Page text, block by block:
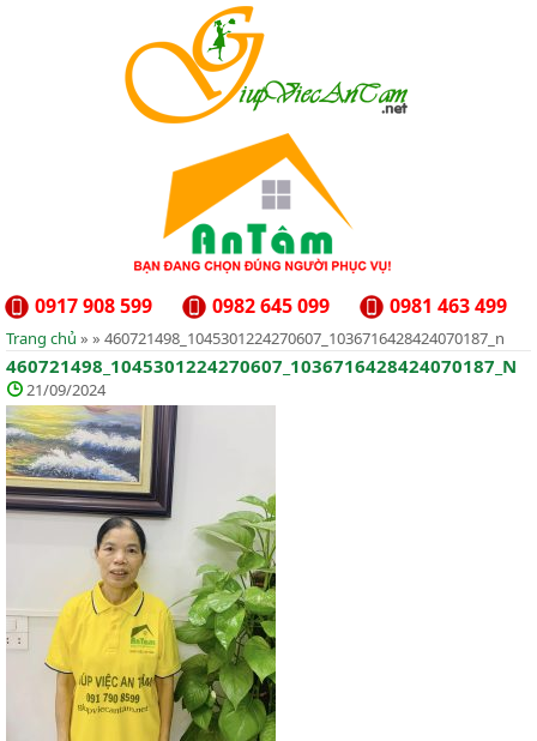
0981 463 499
0982 645 099
0917 908 599
Trang chủ » » 460721498_1045301224270607_1036716428424070187_n
460721498_1045301224270607_1036716428424070187_N
21/09/2024